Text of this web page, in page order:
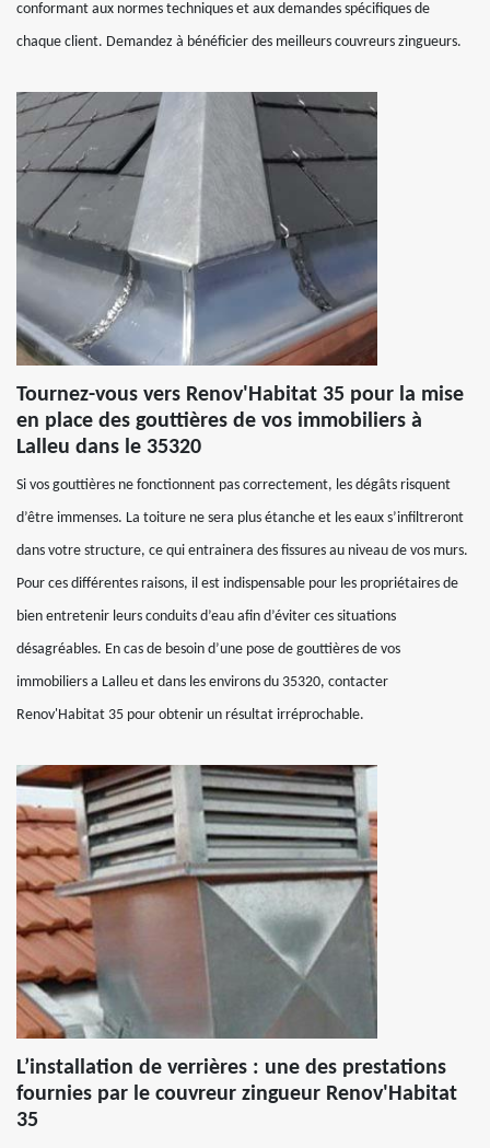
conformant aux normes techniques et aux demandes spécifiques de
chaque client. Demandez à bénéficier des meilleurs couvreurs zingueurs.
Tournez-vous vers Renov'Habitat 35 pour la mise
en place des gouttières de vos immobiliers à
Lalleu dans le 35320
Si vos gouttières ne fonctionnent pas correctement, les dégâts risquent
d’être immenses. La toiture ne sera plus étanche et les eaux s’infiltreront
dans votre structure, ce qui entrainera des fissures au niveau de vos murs.
Pour ces différentes raisons, il est indispensable pour les propriétaires de
bien entretenir leurs conduits d’eau afin d’éviter ces situations
désagréables. En cas de besoin d’une pose de gouttières de vos
immobiliers a Lalleu et dans les environs du 35320, contacter
Renov'Habitat 35 pour obtenir un résultat irréprochable.
L’installation de verrières : une des prestations
fournies par le couvreur zingueur Renov'Habitat
35